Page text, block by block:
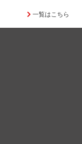
一覧はこちら